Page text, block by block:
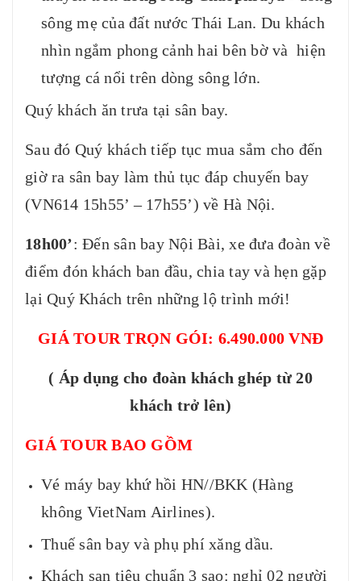
sông mẹ của đất nước Thái Lan. Du khách
nhìn ngắm phong cảnh hai bên bờ và hiện
tượng cá nổi trên dòng sông lớn.
Quý khách ăn trưa tại sân bay.
Sau đó Quý khách tiếp tục mua sắm cho đến
giờ ra sân bay làm thủ tục đáp chuyến bay
(VN614 15h55’ – 17h55’) về Hà Nội.
18h00’: Đến sân bay Nội Bài, xe đưa đoàn về
điểm đón khách ban đầu, chia tay và hẹn gặp
lại Quý Khách trên những lộ trình mới!
GIÁ TOUR TRỌN GÓI: 6.490.000 VNĐ
( Áp dụng cho đoàn khách ghép từ 20
khách trở lên)
GIÁ TOUR BAO GỒM
Vé máy bay khứ hồi HN//BKK (Hàng
không VietNam Airlines).
Thuế sân bay và phụ phí xăng dầu.
Khách sạn tiêu chuẩn 3 sao: nghỉ 02 người